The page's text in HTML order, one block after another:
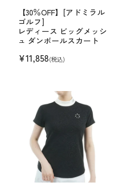
【30％OFF】[アドミラル
ゴルフ]
レディース ビッグメッシ
ュ ダンボールスカート
¥11,858(税込)